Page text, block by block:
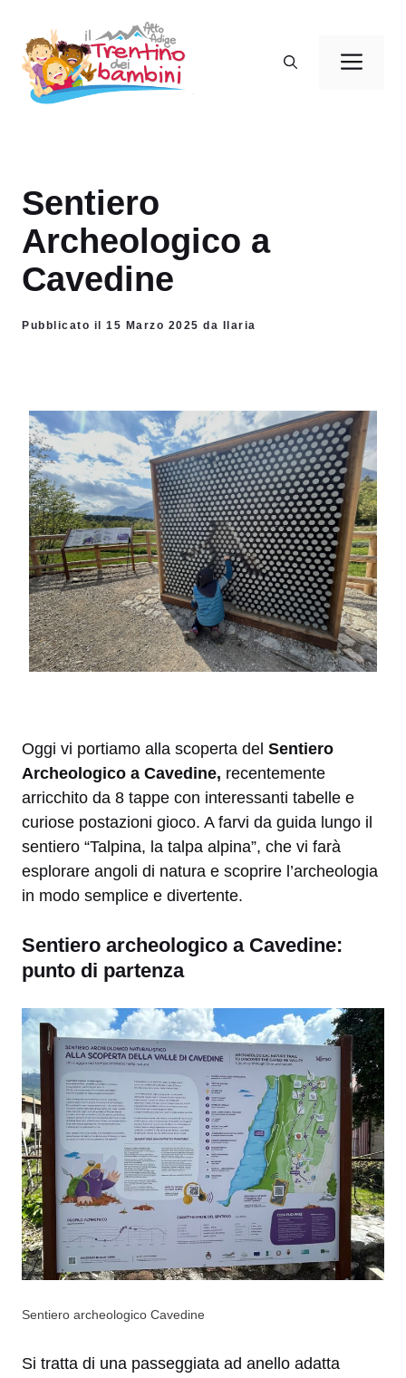
contenuto
Sentiero
Archeologico a
Cavedine
Pubblicato il 15 Marzo 2025 da Ilaria
Oggi vi portiamo alla scoperta del Sentiero
Archeologico a Cavedine, recentemente
arricchito da 8 tappe con interessanti tabelle e
curiose postazioni gioco. A farvi da guida lungo il
sentiero “Talpina, la talpa alpina”, che vi farà
esplorare angoli di natura e scoprire l’archeologia
in modo semplice e divertente.
Sentiero archeologico a Cavedine:
punto di partenza
Sentiero archeologico Cavedine
Si tratta di una passeggiata ad anello adatta